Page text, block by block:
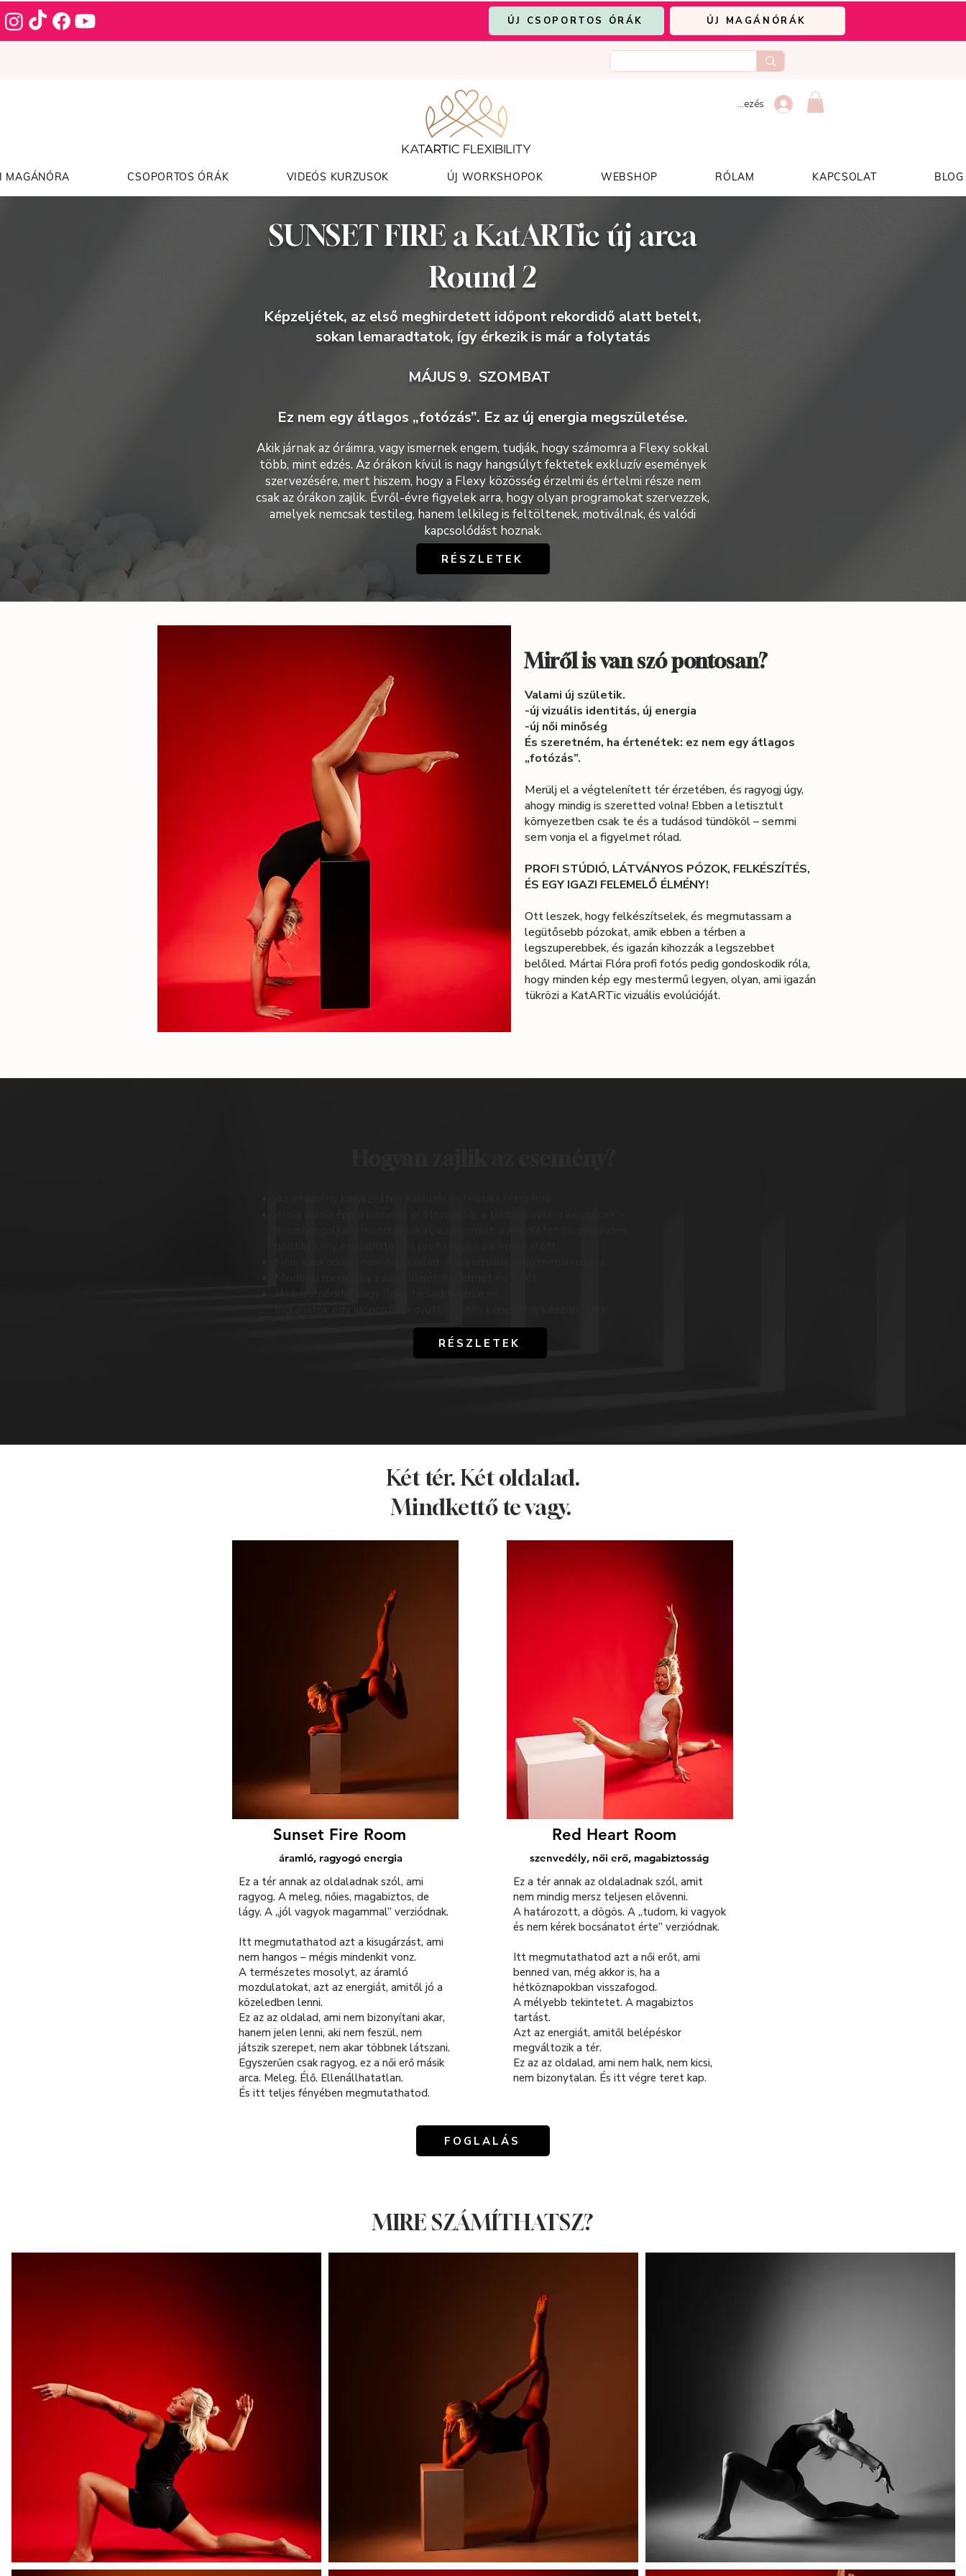
ÚJ CSOPORTOS ÓRÁK ÚJ MAGÁNÓRÁK
Bejelentkezés
MAGÁNÓRA CSOPORTOS ÓRÁK VIDEÓS KURZUSOK ÚJ WORKSHOPOK WEBSHOP RÓLAM KAPCSOLAT BLOG
SUNSET FIRE a KatARTic új arca
Round 2
Képzeljétek, az első meghirdetett időpont rekordidő alatt betelt,
sokan lemaradtatok, így érkezik is már a folytatás
MÁJUS 9. SZOMBAT
Ez nem egy átlagos „fotózás”. Ez az új energia megszületése.
Akik járnak az óráimra, vagy ismernek engem, tudják, hogy számomra a Flexy sokkal
több, mint edzés. Az órákon kívül is nagy hangsúlyt fektetek exkluzív események
szervezésére, mert hiszem, hogy a Flexy közösség érzelmi és értelmi része nem
csak az órákon zajlik. Évről-évre figyelek arra, hogy olyan programokat szervezzek,
amelyek nemcsak testileg, hanem lelkileg is feltöltenek, motiválnak, és valódi
kapcsolódást hoznak.​
RÉSZLETEK
Miről is van szó pontosan?
Valami új születik.
-új vizuális identitás, új energia
-új női minőség
És szeretném, ha értenétek: ez nem egy átlagos
„fotózás”.
Merülj el a végtelenített tér érzetében, és ragyogj úgy,
ahogy mindig is szeretted volna! Ebben a letisztult
környezetben csak te és a tudásod tündököl – semmi
sem vonja el a figyelmet rólad.
PROFI STÚDIÓ, LÁTVÁNYOS PÓZOK, FELKÉSZÍTÉS,
ÉS EGY IGAZI FELEMELŐ ÉLMÉNY!
Ott leszek, hogy felkészítselek, és megmutassam a
legütősebb pózokat, amik ebben a térben a
legszuperebbek, és igazán kihozzák a legszebbet
belőled. Mártai Flóra profi fotós pedig gondoskodik róla,
hogy minden kép egy mestermű legyen, olyan, ami igazán
tükrözi a KatARTic vizuális evolúcióját.
RÉSZLETEK
Két tér. Két oldalad.
Mindkettő te vagy.
Sunset Fire Room
áramló, ragyogó energia
Ez a tér annak az oldaladnak szól, ami
ragyog. A meleg, nőies, magabiztos, de
lágy. A „jól vagyok magammal” verziódnak.
Itt megmutathatod azt a kisugárzást, ami
nem hangos – mégis mindenkit vonz.
A természetes mosolyt, az áramló
mozdulatokat, azt az energiát, amitől jó a
közeledben lenni.
Ez az az oldalad, ami nem bizonyítani akar,
hanem jelen lenni, aki nem feszül, nem
játszik szerepet, nem akar többnek látszani.
Egyszerűen csak ragyog, ez a női erő másik
arca. Meleg. Élő. Ellenállhatatlan.
És itt teljes fényében megmutathatod.
Red Heart Room
szenvedély, női erő, magabiztosság
Ez a tér annak az oldaladnak szól, amit
nem mindig mersz teljesen elővenni.
A határozott, a dögös. A „tudom, ki vagyok
és nem kérek bocsánatot érte” verziódnak.
Itt megmutathatod azt a női erőt, ami
benned van, még akkor is, ha a
hétköznapokban visszafogod.
A mélyebb tekintetet. A magabiztos
tartást.
Azt az energiát, amitől belépéskor
megváltozik a tér.
Ez az az oldalad, ami nem halk, nem kicsi,
nem bizonytalan. És itt végre teret kap.
FOGLALÁS
MIRE SZÁMÍTHATSZ?